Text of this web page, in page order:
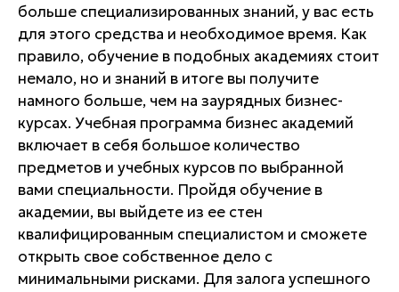
больше специализированных знаний, у вас есть
для этого средства и необходимое время. Как
правило, обучение в подобных академиях стоит
немало, но и знаний в итоге вы получите
намного больше, чем на заурядных бизнес-
курсах. Учебная программа бизнес академий
включает в себя большое количество
предметов и учебных курсов по выбранной
вами специальности. Пройдя обучение в
академии, вы выйдете из ее стен
квалифицированным специалистом и сможете
открыть свое собственное дело с
минимальными рисками. Для залога успешного